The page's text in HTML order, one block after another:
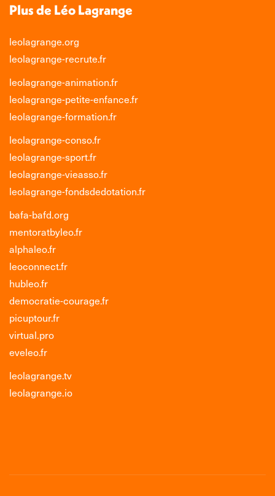
Plus de Léo Lagrange
leolagrange.org
leolagrange-recrute.fr
leolagrange-animation.fr
leolagrange-petite-enfance.fr
leolagrange-formation.fr
leolagrange-conso.fr
leolagrange-sport.fr
leolagrange-vieasso.fr
leolagrange-fondsdedotation.fr
bafa-bafd.org
mentoratbyleo.fr
alphaleo.fr
leoconnect.fr
hubleo.fr
democratie-courage.fr
picuptour.fr
virtual.pro
eveleo.fr
leolagrange.tv
leolagrange.io